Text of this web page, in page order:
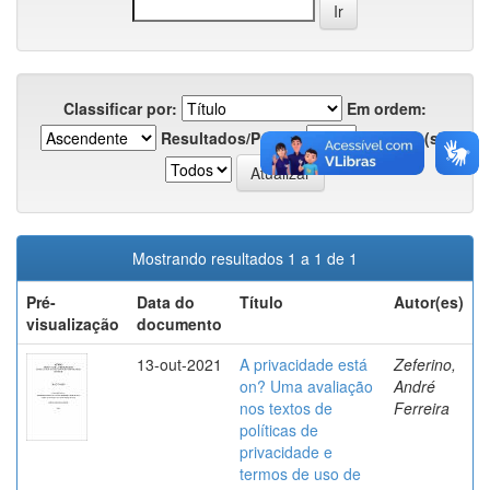
Classificar por:
Em ordem:
Resultados/Página
Registro(s):
Mostrando resultados 1 a 1 de 1
Pré-
visualização
Data do
documento
Título Autor(es)
13-out-2021
A privacidade está
on? Uma avaliação
nos textos de
políticas de
privacidade e
termos de uso de
Zeferino,
André
Ferreira